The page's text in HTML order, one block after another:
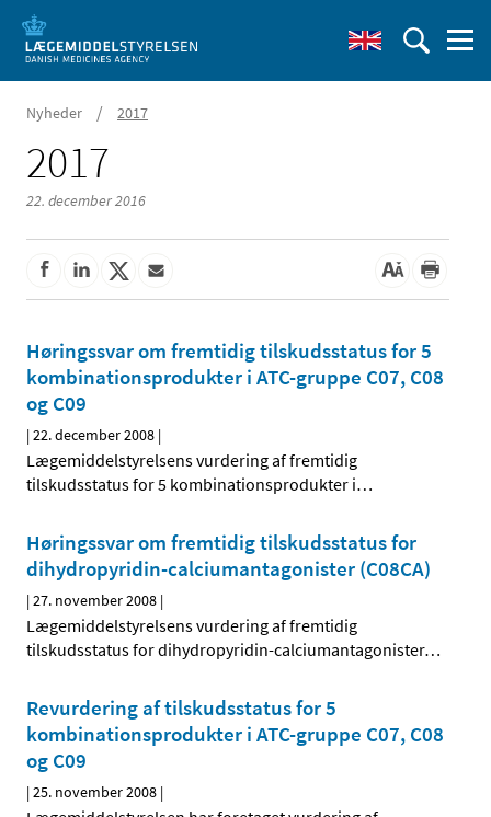
Nyheder / 2017
2017
22. december 2016
Høringssvar om fremtidig tilskudsstatus for 5
kombinationsprodukter i ATC-gruppe C07, C08
og C09
|22. december 2008 |
Lægemiddelstyrelsens vurdering af fremtidig
tilskudsstatus for 5 kombinationsprodukter i…
Høringssvar om fremtidig tilskudsstatus for
dihydropyridin-calciumantagonister (C08CA)
|27. november 2008 |
Lægemiddelstyrelsens vurdering af fremtidig
tilskudsstatus for dihydropyridin-calciumantagonister…
Revurdering af tilskudsstatus for 5
kombinationsprodukter i ATC-gruppe C07, C08
og C09
|25. november 2008 |